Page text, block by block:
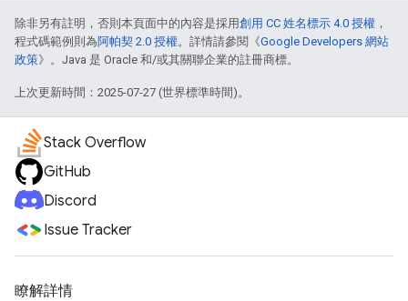
除非另有註明，否則本頁面中的內容是採用創用 CC 姓名標示 4.0 授權 ，
程式碼範例則為阿帕契 2.0 授權。詳情請參閱《Google Developers 網站
政策》。Java 是 Oracle 和/或其關聯企業的註冊商標。
上次更新時間：2025-07-27 (世界標準時間)。
Stack Overflow
GitHub
Discord
Issue Tracker
瞭解詳情